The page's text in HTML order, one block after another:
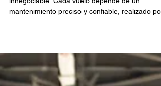
En la industria aeronáutica, la seguridad es